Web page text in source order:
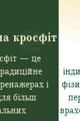
кросфіт
— це
і
більш